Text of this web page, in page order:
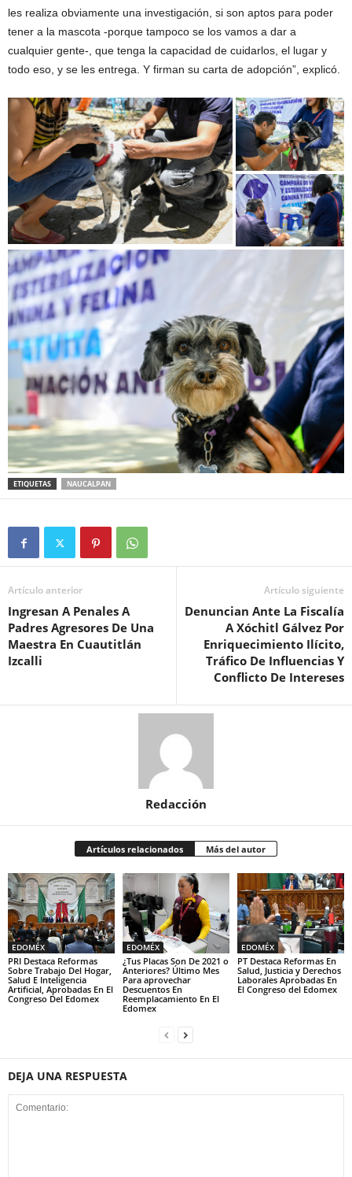
les realiza obviamente una investigación, si son aptos para poder
tener a la mascota -porque tampoco se los vamos a dar a
cualquier gente-, que tenga la capacidad de cuidarlos, el lugar y
todo eso, y se les entrega. Y firman su carta de adopción”, explicó.
ETIQUETAS NAUCALPAN
Artículo anterior
Ingresan A Penales A
Padres Agresores De Una
Maestra En Cuautitlán
Izcalli
Artículo siguiente
Denuncian Ante La Fiscalía
A Xóchitl Gálvez Por
Enriquecimiento Ilícito,
Tráfico De Influencias Y
Conflicto De Intereses
Redacción
Artículos relacionados Más del autor
EDOMÉX
PRI Destaca Reformas
Sobre Trabajo Del Hogar,
Salud E Inteligencia
Artificial, Aprobadas En El
Congreso Del Edomex
EDOMÉX
¿Tus Placas Son De 2021 o
Anteriores? Último Mes
Para aprovechar
Descuentos En
Reemplacamiento En El
Edomex
EDOMÉX
PT Destaca Reformas En
Salud, Justicia y Derechos
Laborales Aprobadas En
El Congreso del Edomex
DEJA UNA RESPUESTA